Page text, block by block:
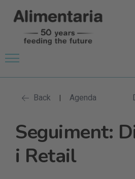
Back | Agenda
Seguiment:
i Retail